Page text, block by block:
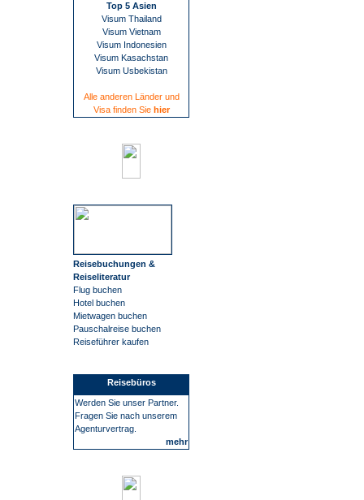
Top 5 Asien
Visum Thailand
Visum Vietnam
Visum Indonesien
Visum Kasachstan
Visum Usbekistan
Alle anderen Länder und
Visa finden Siehier
Reisebuchungen &
Reiseliteratur
Flug buchen
Hotel buchen
Mietwagen buchen
Pauschalreise buchen
Reiseführer kaufen
Reisebüros
Werden Sie unser Partner.
Fragen Sie nach unserem
Agenturvertrag.
mehr